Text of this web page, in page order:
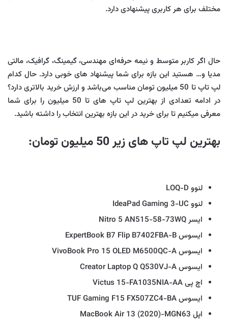
مختلف برای هر کاربری پیشنهادی دارد.
حال اگر کاربر متوسط و نیمه حرفه‌ای مهندسی، گیمینگ، گرافیک، مالتی
مدیا و… هستید این بازه برای شما پیشنهاد های خوبی دارد. حال کدام
لپ تاپ تا 50 میلیون تومان مناسب می‌باشد و ارزش خرید بالاتری دارد؟
در ادامه تعدادی از بهترین لپ تاپ های تا 50 میلیون را برای شما
معرفی میکنیم تا برای خرید در این بازه بهترین انتخاب را داشته باشید.
بهترین لپ تاپ های زیر 50 میلیون تومان:
لنوو LOQ-D
لنوو IdeaPad Gaming 3-UC
ایسر Nitro 5 AN515-58-73WQ
ایسوس ExpertBook B7 Flip B7402FBA-B
ایسوس VivoBook Pro 15 OLED M6500QC-A
ایسوس Creator Laptop Q Q530VJ-A
اچ پی Victus 15-FA1035NIA-AA
ایسوس TUF Gaming F15 FX507ZC4-BA
اپل MacBook Air 13 (2020)-MGN63